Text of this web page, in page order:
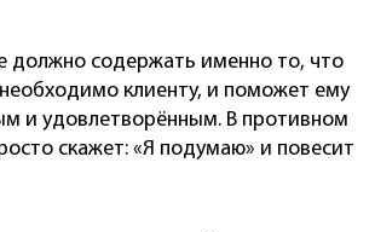
должно содержать именно то, что
клиенту, и поможет ему
и удовлетворённым. В противном
скажет: «Я подумаю» и повесит